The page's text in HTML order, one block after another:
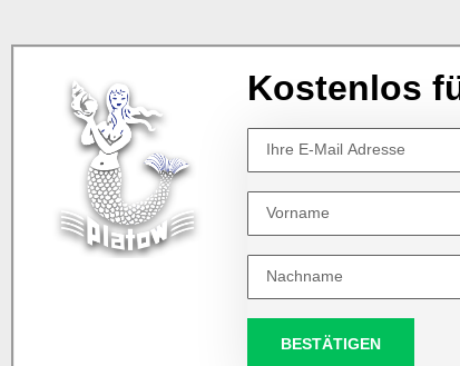
Kostenlos
BESTÄTIGEN